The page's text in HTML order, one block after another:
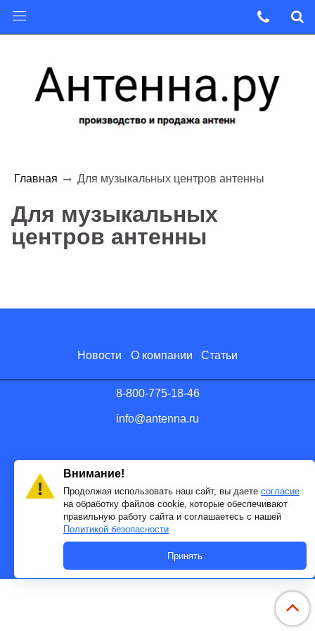
Главная Для музыкальных центров антенны
Для музыкальных
центров антенны
Новости О компании Статьи
8-800-775-18-46
info@antenna.ru
Сделано в InSales
Внимание!
Продолжая использовать наш сайт, вы даете согласие
на обработку файлов cookie, которые обеспечивают
правильную работу сайта и соглашаетесь с нашей
Политикой безопасности
Принять